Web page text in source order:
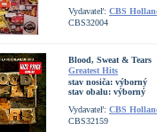
Vydavateľ: CBS
CBS32004
Blood, Sweat & Tears
Greatest Hits
stav nosiča: výborný
stav obalu: výborný
Vydavateľ: CBS
CBS32159